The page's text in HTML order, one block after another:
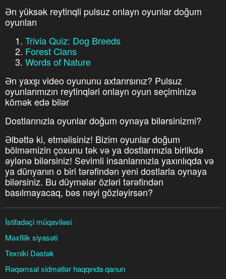
Ən yüksək reytinqli pulsuz onlayn oyunlar doğum
oyunları
Trivia Quiz: Dog Breeds
Forest Clans
Words of Nature
Ən yaxşı video oyununu axtarırsınız? Pulsuz
oyunlarımızın reytinqləri onlayn oyun seçiminizə
kömək edə bilər
Dostlarınızla oyunlar doğum oynaya bilərsinizmi?
Əlbəttə ki, etməlisiniz! Bizim oyunlar doğum
bölməmizin çoxunu tək və ya dostlarınızla birlikdə
əylənə bilərsiniz! Sevimli insanlarınızla yaxınlıqda və
ya dünyanın o biri tərəfindən yeni dostlarla oynaya
bilərsiniz. Bu düymələr özləri tərəfindən
basılmayacaq, bəs nəyi gözləyirsən?
İstifadəçi müqaviləsi
Məxfilik siyasəti
Texniki Dəstək
Rəqəmsal xidmətlər haqqında qanun